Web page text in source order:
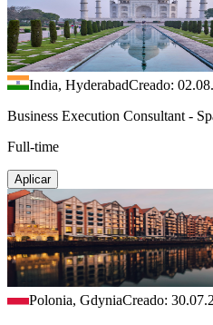
India, HyderabadCreado:
Business Execution Consultant -
Full-time
Aplicar
Polonia, GdyniaCreado: